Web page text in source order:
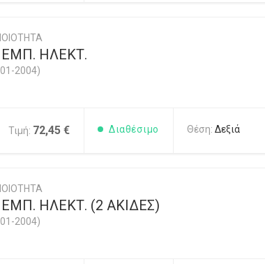
ΗΛΕΚΤ.
2004)
Τιμή: 72,45 € Διαθέσιμο Θέση: Δεξιά
ΗΛΕΚΤ. (2 ΑΚΙΔΕΣ)
2004)